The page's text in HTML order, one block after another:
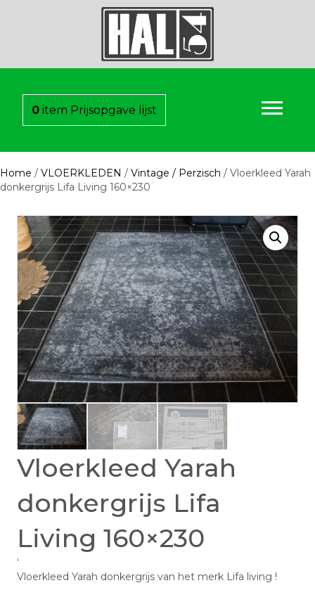
0 item Prijsopgave lijst
Home / VLOERKLEDEN / Vintage / Perzisch / Vloerkleed Yarah
donkergrijs Lifa Living 160×230
Vloerkleed Yarah
donkergrijs Lifa
Living 160×230
‘
Vloerkleed Yarah donkergrijs van het merk Lifa living !